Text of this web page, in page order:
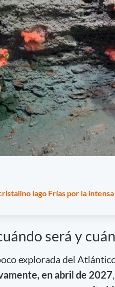
lago Frías por la
será y
explorada del
en abril de 2027